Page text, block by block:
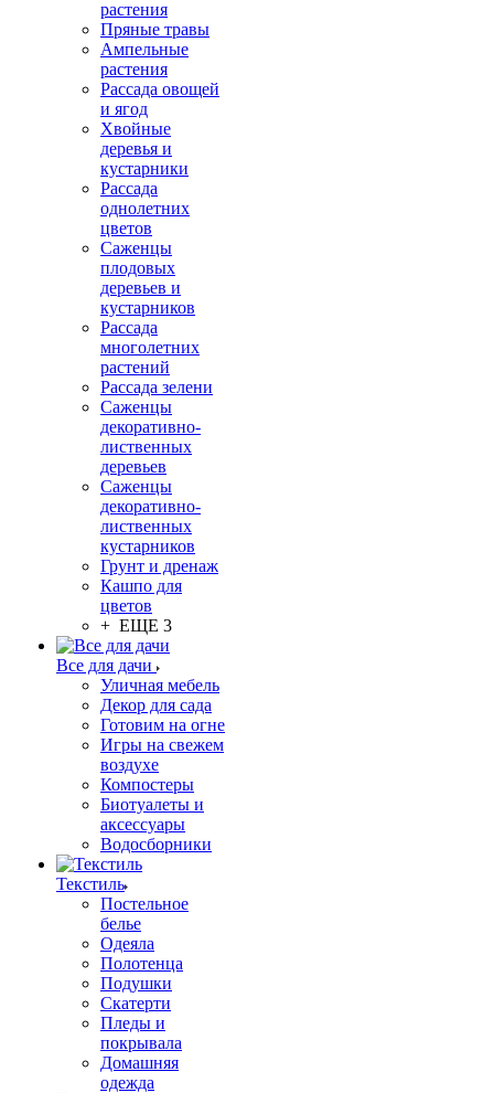
растения
Пряные травы
Ампельные
растения
Рассада овощей
и ягод
Хвойные
деревья и
кустарники
Рассада
однолетних
цветов
Саженцы
плодовых
деревьев и
кустарников
Рассада
многолетних
растений
Рассада зелени
Саженцы
декоративно-
лиственных
деревьев
Саженцы
декоративно-
лиственных
кустарников
Грунт и дренаж
Кашпо для
цветов
+ ЕЩЕ 3
Все для дачи
Уличная мебель
Декор для сада
Готовим на огне
Игры на свежем
воздухе
Компостеры
Биотуалеты и
аксессуары
Водосборники
Текстиль
Постельное
белье
Одеяла
Полотенца
Подушки
Скатерти
Пледы и
покрывала
Домашняя
одежда